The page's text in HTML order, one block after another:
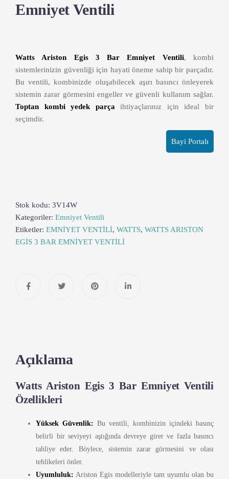
Emniyet Ventili
Watts Ariston Egis 3 Bar Emniyet Ventili, kombi
sistemlerinizin güvenliği için hayati öneme sahip bir parçadır.
Bu ventili, kombinizde oluşabilecek aşırı basıncı önleyerek
sistemin zarar görmesini engeller ve güvenli kullanım sağlar.
Toptan kombi yedek parça ihtiyaçlarınız için ideal bir
seçimdir.
Bayi Portalı
Stok kodu: 3V14W
Kategoriler: Emniyet Ventili
Etiketler: EMNİYET VENTİLİ, WATTS, WATTS ARISTON
EGİS 3 BAR EMNİYET VENTİLİ
Açıklama
Watts Ariston Egis 3 Bar Emniyet Ventili
Özellikleri
Yüksek Güvenlik: Bu ventili, kombinizin içindeki basınç
belirli bir seviyeyi aştığında devreye girer ve fazla basıncı
tahliye eder. Böylece, sistemin zarar görmesini ve olası
tehlikeleri önler.
Uyumluluk: Ariston Egis modelleriyle tam uyumlu olan bu